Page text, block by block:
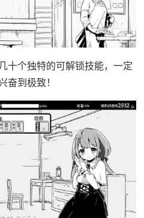
十个独特的可解锁技能，一定
奋到极致！